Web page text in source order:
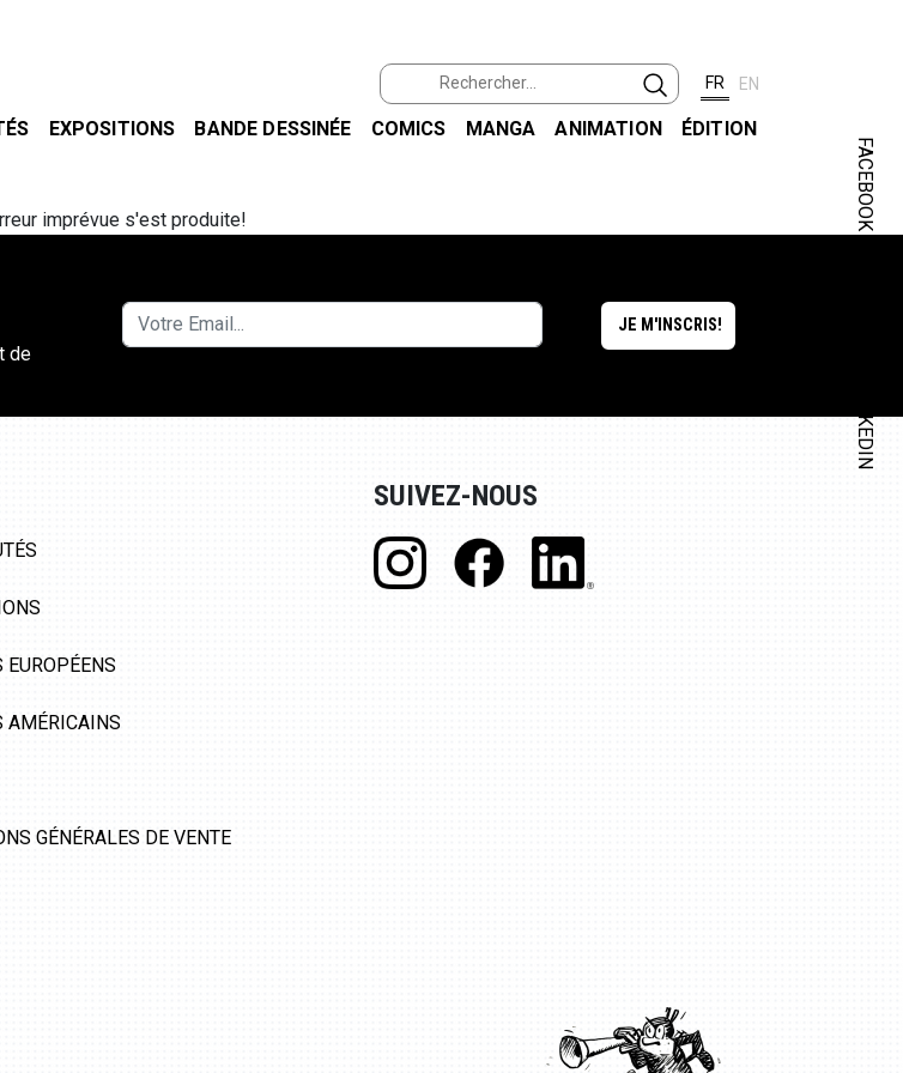
FR EN
EXPOSITIONS BANDE DESSINÉE COMICS MANGA ANIMATION ÉDITION
FACEBOOK
LINKEDIN
imprévue s'est produite!
de
EUROPÉENS
AMÉRICAINS
GÉNÉRALES DE VENTE
SUIVEZ-NOUS